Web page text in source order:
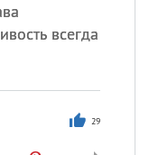
всегда
29